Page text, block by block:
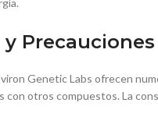
Precauciones
Genetic Labs ofrecen
con otros compuestos. La